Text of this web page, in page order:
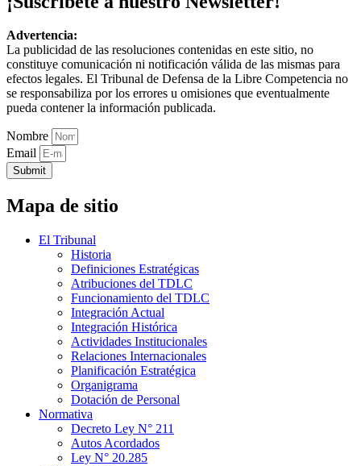
Advertencia:
La publicidad de las resoluciones contenidas en este sitio, no
constituye comunicación ni notificación válida de las mismas para
efectos legales. El Tribunal de Defensa de la Libre Competencia no
se responsabiliza por los errores u omisiones que eventualmente
pueda contener la información publicada.
Nombre
Email
Submit
Mapa de sitio
El Tribunal
Historia
Definiciones Estratégicas
Atribuciones del TDLC
Funcionamiento del TDLC
Integración Actual
Integración Histórica
Actividades Institucionales
Relaciones Internacionales
Planificación Estratégica
Organigrama
Dotación de Personal
Normativa
Decreto Ley N° 211
Autos Acordados
Ley N° 20.285